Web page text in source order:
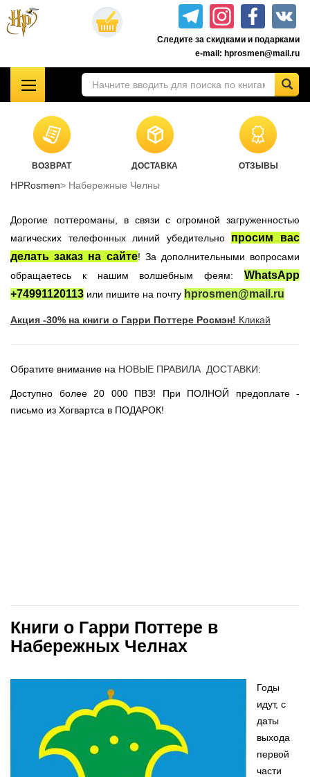
Перейти
Следите за скидками и подарками
e-mail: hprosmen@mail.ru
Комплекты книг о Гарри Поттере
Акционные товары к комплекту 7 книг Росмэн
Учебники Хогвартса
Гарри Поттер на английском
Настольные игры
Атрибутика Гарри Поттер
Одежда Гарри Поттер
Новогодние игрушки
ВОЗВРАТ ДОСТАВКА ОТЗЫВЫ
HPRosmen Набережные Челны
Дорогие поттероманы, в связи с огромной загруженностью
магических телефонных линий убедительно просим вас
делать заказ на сайте! За дополнительными вопросами
обращаетесь к нашим волшебным феям:
WhatsApp
+74991120113 или пишите на почту hprosmen@mail.ru
Акция -30% на книги о Гарри Поттере Росмэн! Кликай
Обратите внимание на НОВЫЕ ПРАВИЛА ДОСТАВКИ:
Доступно более 20 000 ПВЗ! При ПОЛНОЙ предоплате -
письмо из Хогвартса в ПОДАРОК!
Книги о Гарри Поттере в
Набережных Челнах
Годы
идут, с
даты
выхода
первой
части